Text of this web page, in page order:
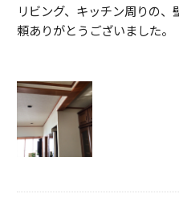
リビング、キッチン周りの
頼ありがとうございました。